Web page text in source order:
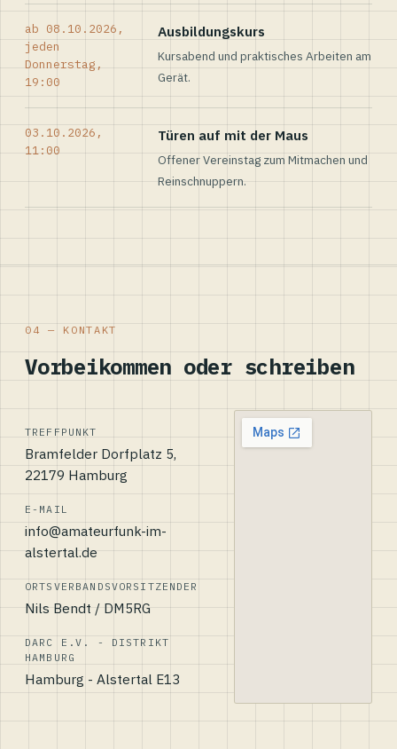
ab 08.10.2026,
jeden
Donnerstag,
19:00
Ausbildungskurs
Kursabend und praktisches Arbeiten am
Gerät.
03.10.2026,
11:00
Türen auf mit der Maus
Offener Vereinstag zum Mitmachen und
Reinschnuppern.
04 — KONTAKT
Vorbeikommen oder schreiben
TREFFPUNKT
Bramfelder Dorfplatz 5,
22179 Hamburg
E-MAIL
info@amateurfunk-im-
alstertal.de
ORTSVERBANDSVORSITZENDER
Nils Bendt / DM5RG
DARC E.V. - DISTRIKT
HAMBURG
Hamburg - Alstertal E13